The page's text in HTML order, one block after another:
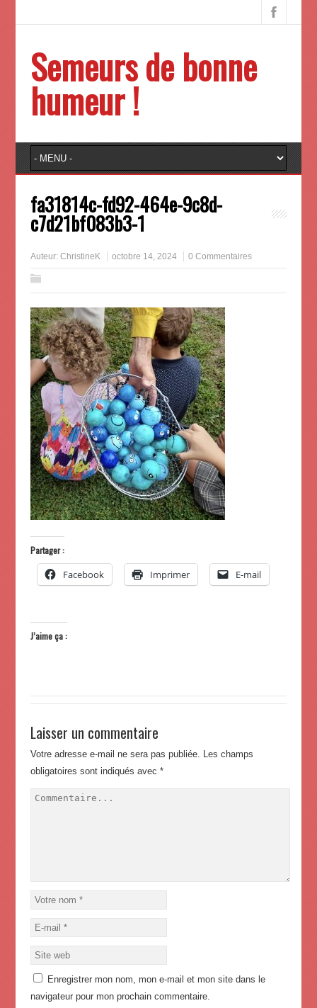
Semeurs de bonne
humeur !
fa31814c-fd92-464e-9c8d-
c7d21bf083b3-1
Auteur: ChristineK octobre 14, 2024 0 Commentaires
Partager :
Facebook Imprimer E-mail
J’aime ça :
Laisser un commentaire
Votre adresse e-mail ne sera pas publiée. Les champs
obligatoires sont indiqués avec *
Enregistrer mon nom, mon e-mail et mon site dans le
navigateur pour mon prochain commentaire.